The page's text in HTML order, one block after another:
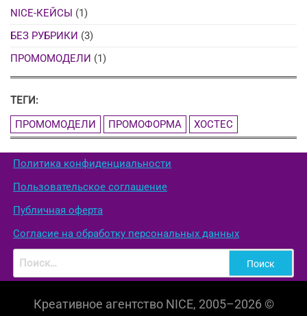
NICE-КЕЙСЫ (1)
БЕЗ РУБРИКИ (3)
ПРОМОМОДЕЛИ (1)
ТЕГИ:
ПРОМОМОДЕЛИ
ПРОМОФОРМА ХОСТЕС
Политика конфиденциальности
Пользовательское соглашение
Публичная оферта
Согласие на обработку персональных данных
Найти:
Креативное агентство NICE, 2005–2026 ©